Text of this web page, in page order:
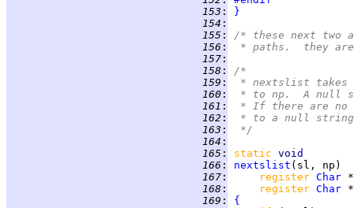
153 :
}
154 :
155 :
/* these next two
156 :
* paths.  they
157 :
158 :
/*
159 :
* nextslist takes
160 :
* to np.  A null
161 :
* If there are no
162 :
* to a null
163 :
*/
164 :
165 : static void
166 : nextslist
167 : register Char
168 : register Char
169 :
{